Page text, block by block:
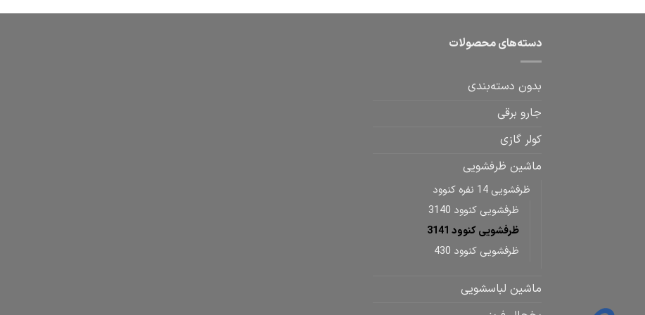
دسته‌های محصولات
بدون دسته‌بندی
جارو برقی
کولر گازی
ماشین ظرفشویی
ظرفشویی 14 نفره کنوود
ظرفشویی کنوود 3140
ظرفشویی کنوود 3141
ظرفشویی کنوود 430
ماشین لباسشویی